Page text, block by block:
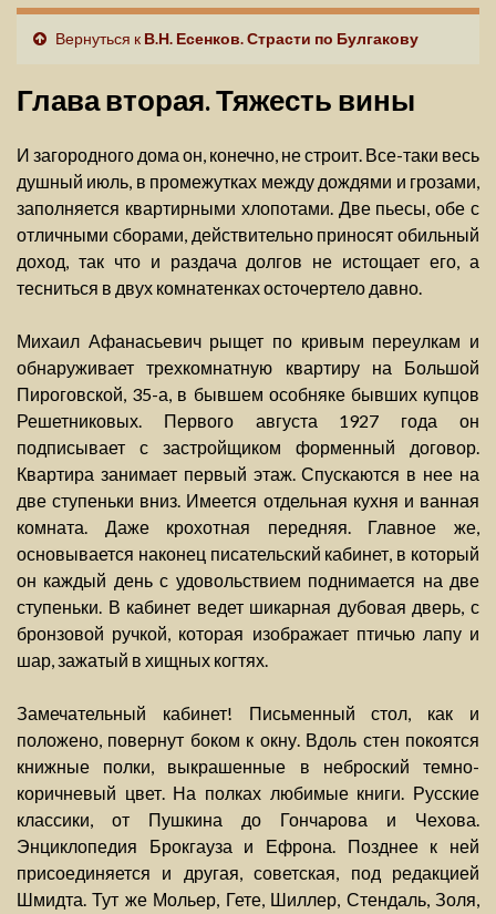
Вернуться к В.Н. Есенков. Страсти по Булгакову
Глава вторая. Тяжесть вины
И загородного дома он, конечно, не строит. Все-таки весь
душный июль, в промежутках между дождями и грозами,
заполняется квартирными хлопотами. Две пьесы, обе с
отличными сборами, действительно приносят обильный
доход, так что и раздача долгов не истощает его, а
тесниться в двух комнатенках осточертело давно.
Михаил Афанасьевич рыщет по кривым переулкам и
обнаруживает трехкомнатную квартиру на Большой
Пироговской, 35-а, в бывшем особняке бывших купцов
Решетниковых. Первого августа 1927 года он
подписывает с застройщиком форменный договор.
Квартира занимает первый этаж. Спускаются в нее на
две ступеньки вниз. Имеется отдельная кухня и ванная
комната. Даже крохотная передняя. Главное же,
основывается наконец писательский кабинет, в который
он каждый день с удовольствием поднимается на две
ступеньки. В кабинет ведет шикарная дубовая дверь, с
бронзовой ручкой, которая изображает птичью лапу и
шар, зажатый в хищных когтях.
Замечательный кабинет! Письменный стол, как и
положено, повернут боком к окну. Вдоль стен покоятся
книжные полки, выкрашенные в неброский темно-
коричневый цвет. На полках любимые книги. Русские
классики, от Пушкина до Гончарова и Чехова.
Энциклопедия Брокгауза и Ефрона. Позднее к ней
присоединяется и другая, советская, под редакцией
Шмидта. Тут же Мольер, Гете, Шиллер, Стендаль, Золя,